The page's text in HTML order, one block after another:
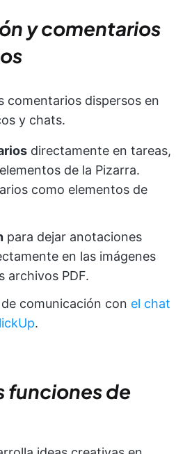
y comentarios
comentarios dispersos en
y chats.
directamente en tareas,
de la Pizarra.
como elementos de
para dejar anotaciones
en las imágenes
archivos PDF.
comunicación con el chat
.
funciones de